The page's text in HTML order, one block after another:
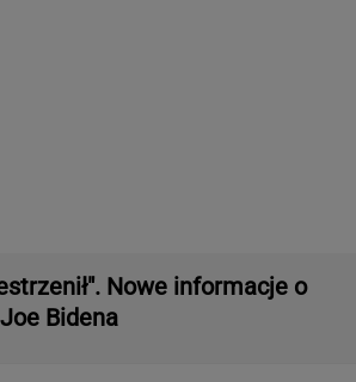
liść laurowy do lodówki na godzinę.
może cię zaskoczyć